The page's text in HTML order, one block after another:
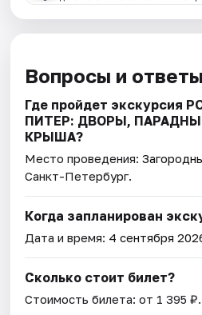
Вопросы и ответы
Где пройдет экскурсия
ПИТЕР: ДВОРЫ,
КРЫША?
Место проведения:
Санкт-Петербург.
Когда запланирован
Дата и время: 4 сентября
Сколько стоит билет?
Стоимость билета: от 1 395 ₽.